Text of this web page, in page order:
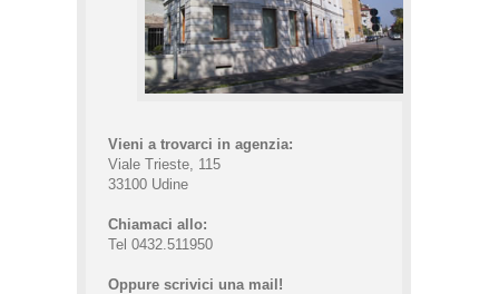
Vieni a trovarci in agenzia:
Viale Trieste, 115
33100 Udine
Chiamaci allo:
Tel 0432.511950
Oppure scrivici una mail!